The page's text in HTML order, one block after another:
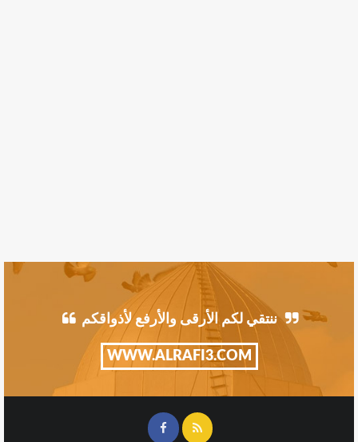
ننتقي لكم الأرقى والأرفع لأذواقكم
WWW.ALRAFI3.COM